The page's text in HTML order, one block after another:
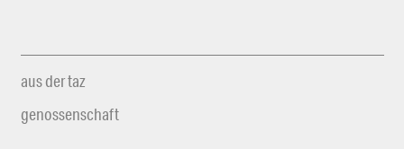
aus der taz
genossenschaft